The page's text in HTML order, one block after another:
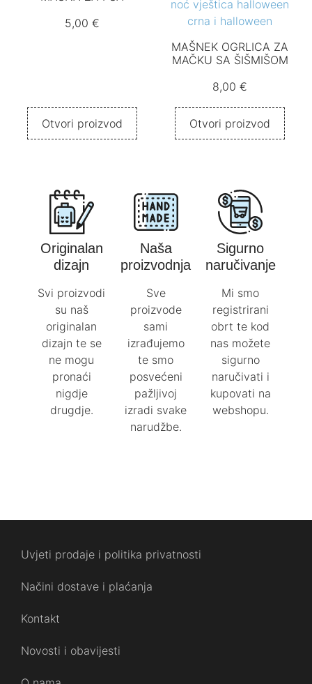
5,00 €
Otvori proizvod
MAŠNEK OGRLICA ZA
MAČKU SA ŠIŠMIŠOM
8,00 €
Otvori proizvod
Originalan
dizajn
Svi proizvodi
su naš
originalan
dizajn te se
ne mogu
pronaći
nigdje
drugdje.
Naša
proizvodnja
Sve
proizvode
sami
izrađujemo
te smo
posvećeni
pažljivoj
izradi svake
narudžbe.
Sigurno
naručivanje
Mi smo
registrirani
obrt te kod
nas možete
sigurno
naručivati i
kupovati na
webshopu.
Uvjeti prodaje i politika privatnosti
Načini dostave i plaćanja
Kontakt
Novosti i obavijesti